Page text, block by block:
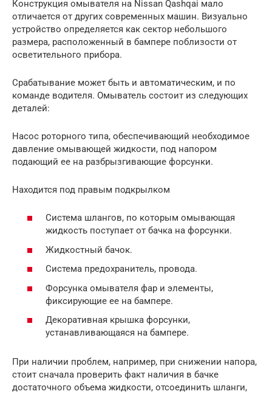
Конструкция омывателя на Nissan Qashqai мало
отличается от других современных машин. Визуально
устройство определяется как сектор небольшого
размера, расположенный в бампере поблизости от
осветительного прибора.
Срабатывание может быть и автоматическим, и по
команде водителя. Омыватель состоит из следующих
деталей:
Насос роторного типа, обеспечивающий необходимое
давление омывающей жидкости, под напором
подающий ее на разбрызгивающие форсунки.
Находится под правым подкрылком
Система шлангов, по которым омывающая
жидкость поступает от бачка на форсунки.
Жидкостный бачок.
Система предохранитель, провода.
Форсунка омывателя фар и элементы,
фиксирующие ее на бампере.
Декоративная крышка форсунки,
устанавливающаяся на бампере.
При наличии проблем, например, при снижении напора,
стоит сначала проверить факт наличия в бачке
достаточного объема жидкости, отсоединить шланги,